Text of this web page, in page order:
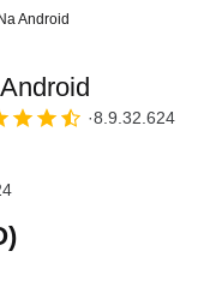
Android
8.9.32.624